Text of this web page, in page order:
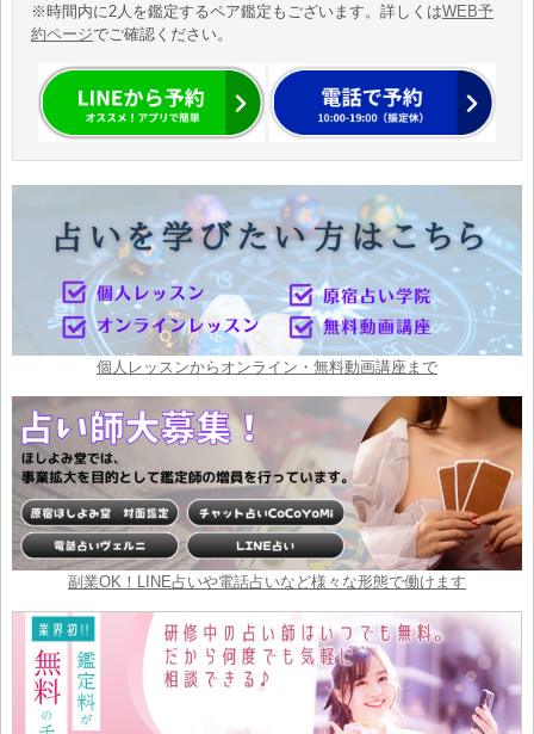
※時間内に2人を鑑定するペア鑑定もございます。詳しくはWEB予
約ページでご確認ください。
個人レッスンからオンライン・無料動画講座まで
副業OK！LINE占いや電話占いなど様々な形態で働けます